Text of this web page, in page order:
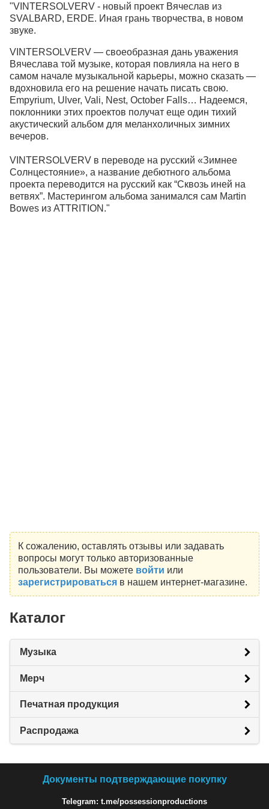
"VINTERSOLVERV - новый проект Вячеслав из
SVALBARD, ERDE. Иная грань творчества, в новом
звуке.
VINTERSOLVERV — своеобразная дань уважения
Вячеслава той музыке, которая повлияла на него в
самом начале музыкальной карьеры, можно сказать —
вдохновила его на решение начать писать свою.
Empyrium, Ulver, Vali, Nest, October Falls… Надеемся,
поклонники этих проектов получат еще один тихий
акустический альбом для меланхоличных зимних
вечеров.
VINTERSOLVERV в переводе на русский «Зимнее
Солнцестояние», а название дебютного альбома
проекта переводится на русский как “Сквозь иней на
ветвях”. Мастерингом альбома занимался сам Martin
Bowes из ATTRITION."
К сожалению, оставлять отзывы или задавать
вопросы могут только авторизованные
пользователи. Вы можете войти или
зарегистрироватьсяв нашем интернет-магазине.
Каталог
Музыка
Мерч
Печатная продукция
Распродажа
Документы подтверждающие покупку
Telegram: t.me/possessionproductions